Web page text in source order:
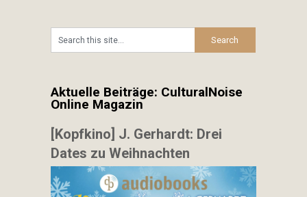
Aktuelle Beiträge: CulturalNoise
Online Magazin
[Kopfkino] J. Gerhardt: Drei
Dates zu Weihnachten